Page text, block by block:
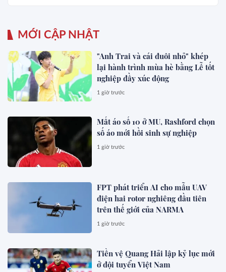
MỚI CẬP NHẬT
"Anh Trai và cái đuôi nhỏ" khép
lại hành trình mùa hè bằng Lễ tốt
nghiệp đầy xúc động
1 giờ trước
Mất áo số 10 ở MU, Rashford chọn
số áo mới hồi sinh sự nghiệp
1 giờ trước
FPT phát triển AI cho mẫu UAV
điện hai rotor nghiêng đầu tiên
trên thế giới của NARMA
1 giờ trước
Tiền vệ Quang Hải lập kỷ lục mới
ở đội tuyển Việt Nam